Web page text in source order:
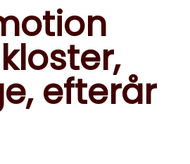
efterår